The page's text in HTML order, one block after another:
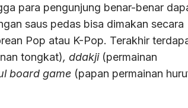
para pengunjung benar-benar
saus pedas bisa dimakan secara
Pop atau K-Pop. Terakhir
tongkat), ddakji (permainan
board game (papan permainan